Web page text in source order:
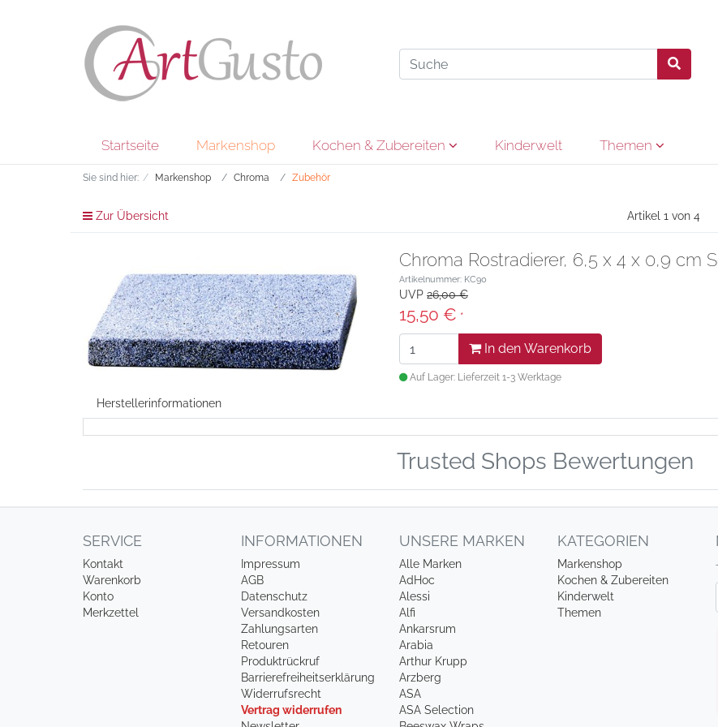
Startseite Markenshop Kochen & Zubereiten Kinderwelt Themen
Sie sind hier: Markenshop Chroma Zubehör
Zur Übersicht Artikel 1 von 4
Chroma Rostradierer, 6,5 x 4 x 0,9 cm
Artikelnummer: KC90
UVP 26,00 €
15,50 € *
In den Warenkorb
Auf Lager: Lieferzeit 1-3 Werktage
Herstellerinformationen
Trusted Shops Bewertungen
SERVICE
Kontakt
Warenkorb
Konto
Merkzettel
INFORMATIONEN
Impressum
AGB
Datenschutz
Versandkosten
Zahlungsarten
Retouren
Produktrückruf
Barrierefreiheitserklärung
Widerrufsrecht
Vertrag widerrufen
UNSERE MARKEN
Alle Marken
AdHoc
Alessi
Alfi
Ankarsrum
Arabia
Arthur Krupp
Arzberg
ASA
ASA Selection
KATEGORIEN
Markenshop
Kochen & Zubereiten
Kinderwelt
Themen